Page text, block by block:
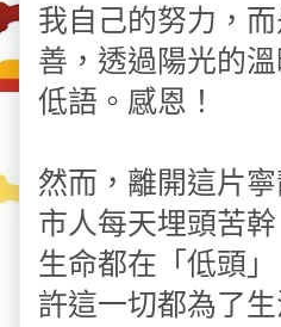
我自己的努力，
善，透過陽光的
低語。感恩！
然而，離開這片
市人每天埋頭苦
生命都在「低頭
許這一切都為了